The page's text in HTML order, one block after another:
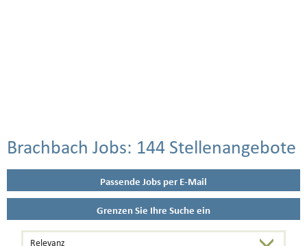
Brachbach Jobs: 144 Stellenangebote
Passende Jobs per E-Mail
Grenzen Sie Ihre Suche ein